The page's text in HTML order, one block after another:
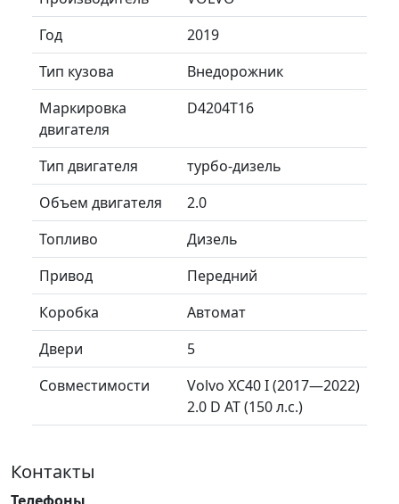
Год
2019
Тип кузова
Внедорожник
Маркировка
двигателя
D4204T16
Тип двигателя
турбо-дизель
Объем двигателя
2.0
Топливо
Дизель
Привод
Передний
Коробка
Автомат
Двери
5
Совместимости
Volvo XC40 I (2017—2022)
2.0 D AT (150 л.с.)
Контакты